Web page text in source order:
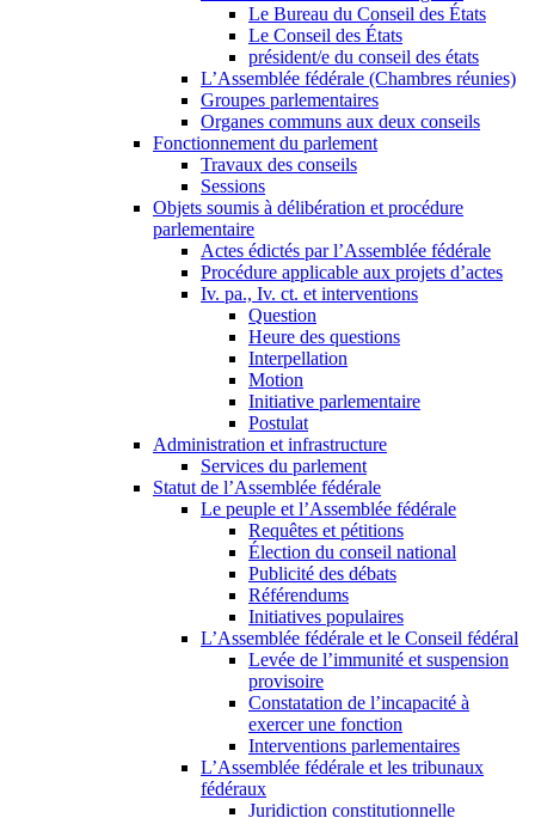
Le Bureau du Conseil des États
Le Conseil des États
président/e du conseil des états
L’Assemblée fédérale (Chambres réunies)
Groupes parlementaires
Organes communs aux deux conseils
Fonctionnement du parlement
Travaux des conseils
Sessions
Objets soumis à délibération et procédure
parlementaire
Actes édictés par l’Assemblée fédérale
Procédure applicable aux projets d’actes
Iv. pa., Iv. ct. et interventions
Question
Heure des questions
Interpellation
Motion
Initiative parlementaire
Postulat
Administration et infrastructure
Services du parlement
Statut de l’Assemblée fédérale
Le peuple et l’Assemblée fédérale
Requêtes et pétitions
Élection du conseil national
Publicité des débats
Référendums
Initiatives populaires
L’Assemblée fédérale et le Conseil fédéral
Levée de l’immunité et suspension
provisoire
Constatation de l’incapacité à
exercer une fonction
Interventions parlementaires
L’Assemblée fédérale et les tribunaux
fédéraux
Juridiction constitutionnelle